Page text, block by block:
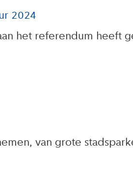
2024
het referendum heeft
van grote